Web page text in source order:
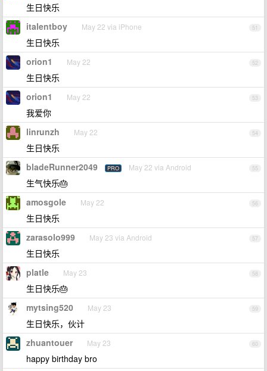
生日快乐
51
italentboy May 22 via iPhone
生日快乐
52
orion1 May 22
生日快乐
53
orion1 May 22
我爱你
54
linrunzh May 22
生日快乐
55
bladeRunner2049 PRO May 22 via Android
生气快乐🎂
56
amosgole May 22
生日快乐
57
zarasolo999 May 23 via Android
生日快乐
58
platle May 23
生日快乐🎂
59
mytsing520 May 23
生日快乐，伙计
60
zhuantouer May 23
happy birthday bro